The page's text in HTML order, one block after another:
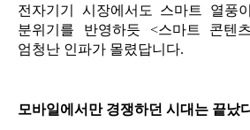
전자기기 시장에서도 스마트 열풍
분위기를 반영하듯 <스마트 콘텐
엄청난 인파가 몰렸답니다.
모바일에서만 경쟁하던 시대는 끝났